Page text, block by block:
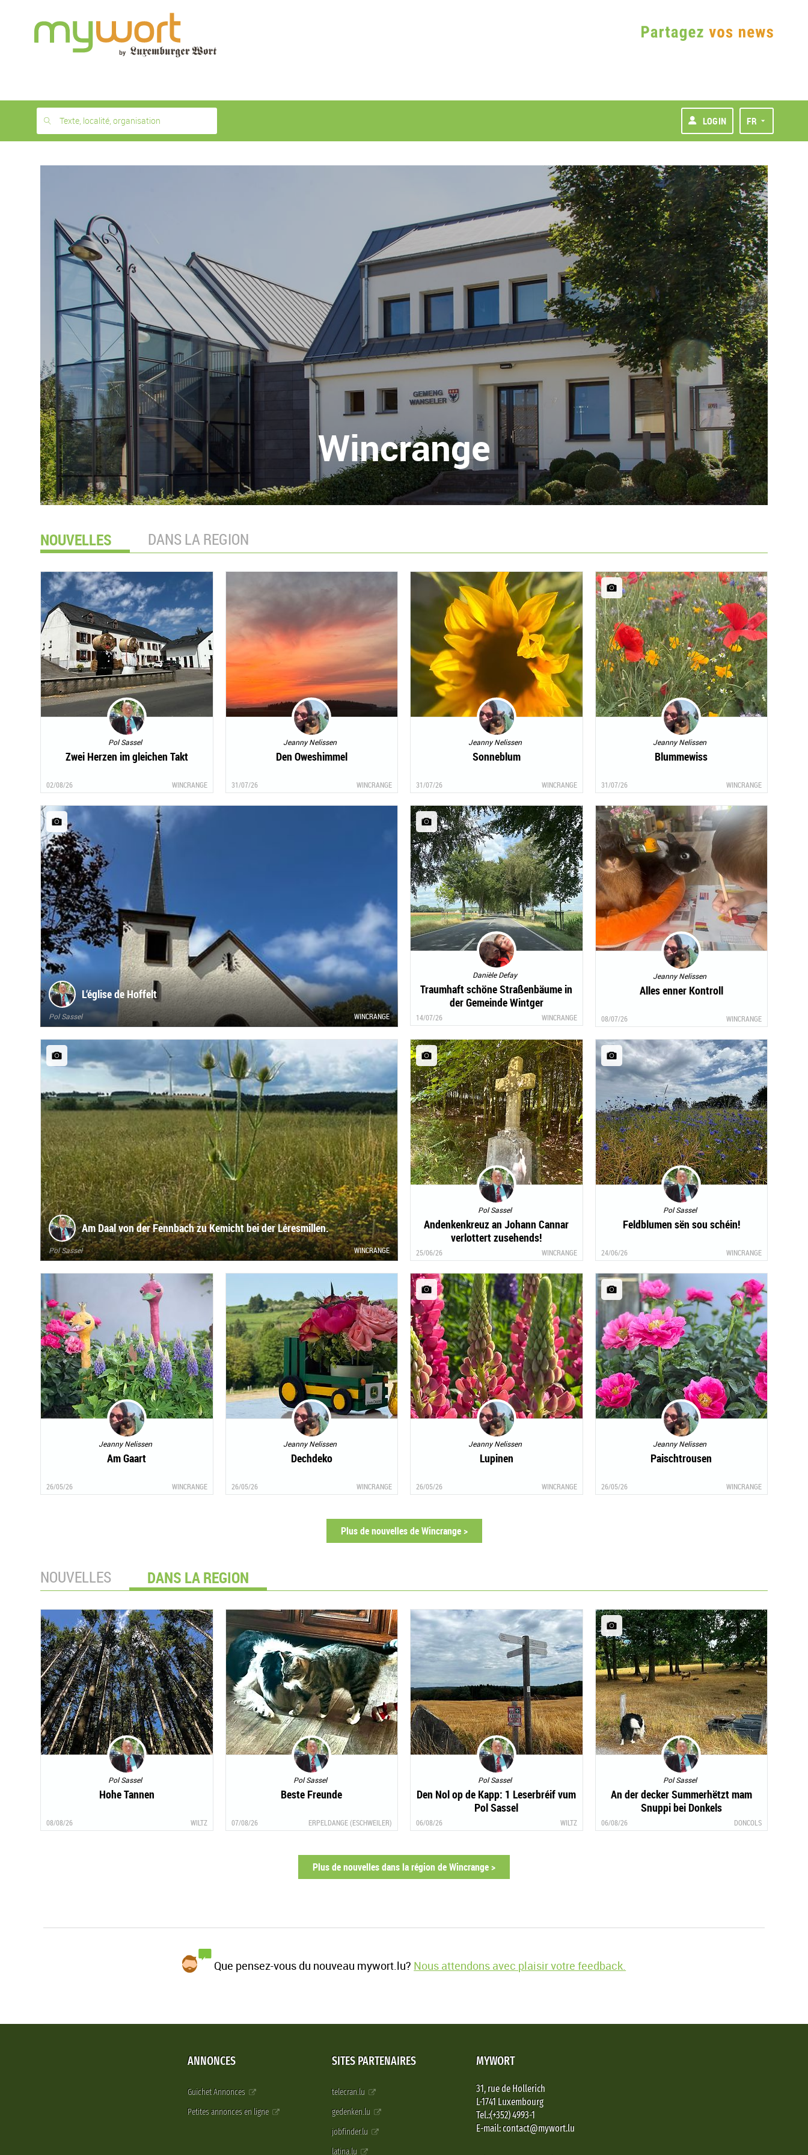
month
free
Texte, localité, organisation LOGIN FR
Wincrange
NOUVELLES DANS LA REGION
Pol Sassel
Zwei Herzen im gleichen Takt
02/08/26 WINCRANGE
Jeanny Nelissen
Den Oweshimmel
31/07/26 WINCRANGE
Jeanny Nelissen
Sonneblum
31/07/26 WINCRANGE
Jeanny Nelissen
Blummewiss
31/07/26 WINCRANGE
L‘église de Hoffelt
Pol Sassel WINCRANGE
Danièle Defay
Traumhaft schöne Straßenbäume in
der Gemeinde Wintger
14/07/26 WINCRANGE
Jeanny Nelissen
Alles enner Kontroll
08/07/26 WINCRANGE
Am Daal von der Fennbach zu Kemicht bei der Léresmillen.
Pol Sassel WINCRANGE
Pol Sassel
Andenkenkreuz an Johann Cannar
verlottert zusehends!
25/06/26 WINCRANGE
Pol Sassel
Feldblumen sën sou schéin!
24/06/26 WINCRANGE
Jeanny Nelissen
Am Gaart
26/05/26 WINCRANGE
Jeanny Nelissen
Dechdeko
26/05/26 WINCRANGE
Jeanny Nelissen
Lupinen
26/05/26 WINCRANGE
Jeanny Nelissen
Paischtrousen
26/05/26 WINCRANGE
Plus de nouvelles de Wincrange >
NOUVELLES DANS LA REGION
Pol Sassel
Hohe Tannen
08/08/26 WILTZ
Pol Sassel
Beste Freunde
07/08/26 ERPELDANGE (ESCHWEILER)
Pol Sassel
Den Nol op de Kapp: 1 Leserbréif vum
Pol Sassel
06/08/26 WILTZ
Pol Sassel
An der decker Summerhëtzt mam
Snuppi bei Donkels
06/08/26 DONCOLS
Plus de nouvelles dans la région de Wincrange >
Que pensez-vous du nouveau mywort.lu? Nous attendons avec plaisir votre feedback.
ANNONCES
Guichet Annonces
Petites annonces en ligne
SITES PARTENAIRES
telecran.lu
gedenken.lu
jobfinder.lu
latina.lu
MYWORT
31, rue de Hollerich
L-1741 Luxembourg
Tel.:(+352) 4993-1
E-mail: contact@mywort.lu